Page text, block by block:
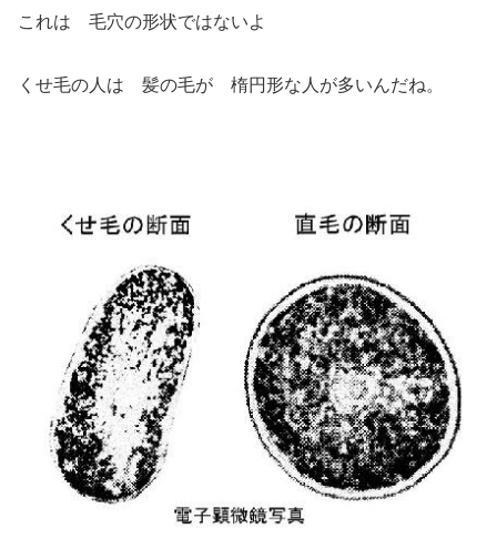
これは 毛穴の形状ではないよ
くせ毛の人は 髪の毛が 楕円形な人が多いんだね。